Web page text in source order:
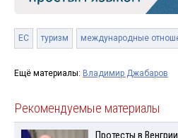
ЕС туризм международные
Ещё материалы: Владимир Джабаров
Рекомендуемые материалы
Протесты в